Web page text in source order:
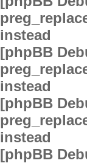
instead
[phpBB
instead
[phpBB
instead
[phpBB